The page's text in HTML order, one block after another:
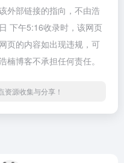
外部链接的指向，不由浩
下午5:16收录时，该网页
页的内容如出现违规，可
博客不承担任何责任。
源收集与分享！